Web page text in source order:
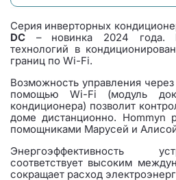
Серия инверторных
DC– новинка 2024 года.
технологий в
границ по Wi-Fi.
Возможность управления
помощью Wi-Fi (модуль
кондиционера) позволит
доме дистанционно. Hommyn
помощниками Марусей и
Энергоэффективность
соответствует высоким
сокращает расход